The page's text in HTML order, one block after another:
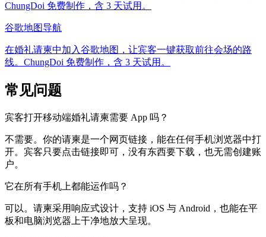
ChungDoi 免费制作，含 3 天试用。
谷歌地图导航
在婚礼请柬中加入谷歌地图，让宾客一键获取前往会场的路
线。ChungDoi 免费制作，含 3 天试用。
常见问题
宾客打开移动端婚礼请柬需要 App 吗？
不需要。你的请柬是一个网页链接，能在任何手机浏览器中打
开。宾客只要点击链接即可，没有东西要下载，也无需创建账
户。
它在所有手机上都能运作吗？
可以。请柬采用响应式设计，支持 iOS 与 Android，也能在平
板和电脑浏览器上干净地放大呈现。